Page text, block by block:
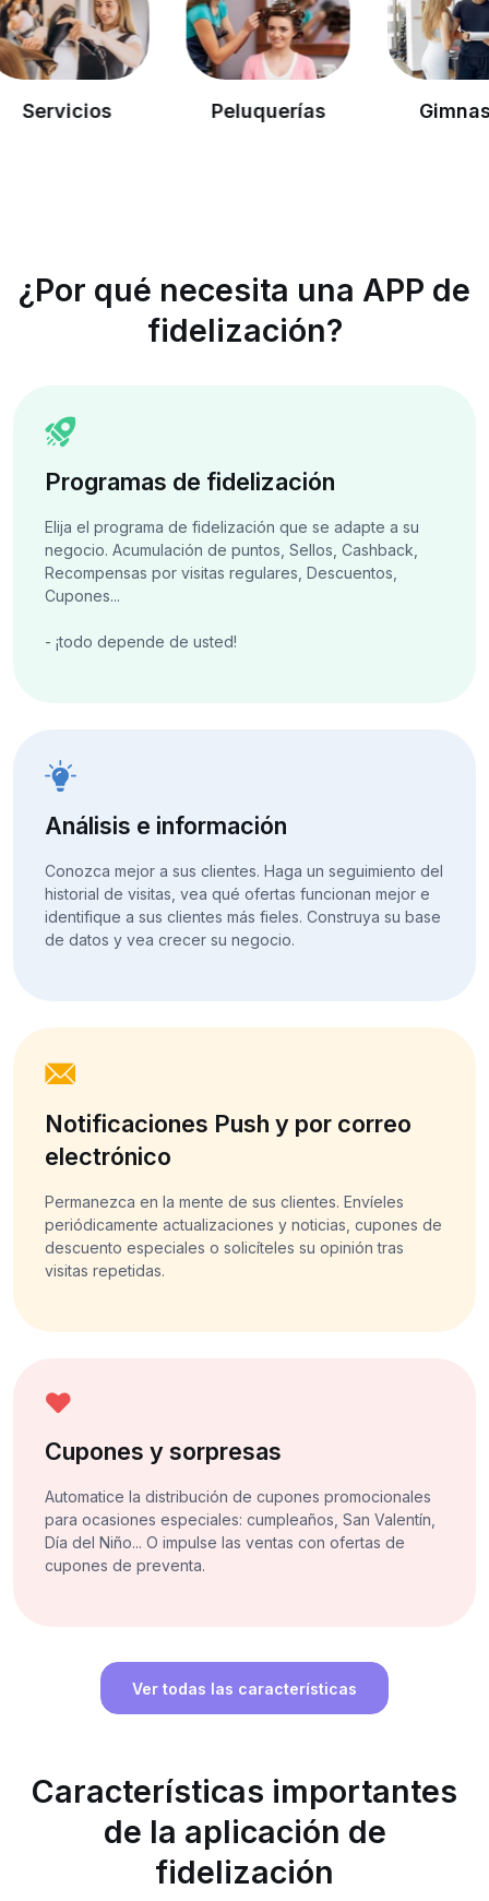
Peluquerías Gimnasios
¿Por qué necesita una APP de
fidelización?
Programas de fidelización
Elija el programa de fidelización que se adapte a su
negocio. Acumulación de puntos, Sellos, Cashback,
Recompensas por visitas regulares, Descuentos,
Cupones...
- ¡todo depende de usted!
Análisis e información
Conozca mejor a sus clientes. Haga un seguimiento del
historial de visitas, vea qué ofertas funcionan mejor e
identifique a sus clientes más fieles. Construya su base
de datos y vea crecer su negocio.
Notificaciones Push y por correo
electrónico
Permanezca en la mente de sus clientes. Envíeles
periódicamente actualizaciones y noticias, cupones de
descuento especiales o solicíteles su opinión tras
visitas repetidas.
Cupones y sorpresas
Automatice la distribución de cupones promocionales
para ocasiones especiales: cumpleaños, San Valentín,
Día del Niño... O impulse las ventas con ofertas de
cupones de preventa.
Ver todas las características
Características importantes
de la aplicación de
fidelización